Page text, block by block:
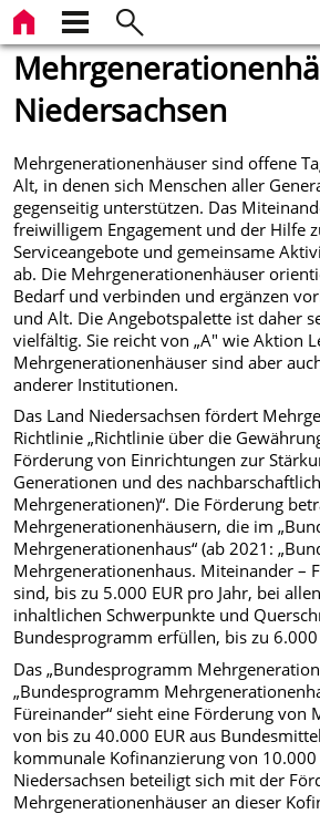
Niedersachsen
Mehrgenerationenhäuser sind offene
Alt, in denen sich Menschen aller
gegenseitig unterstützen. Das
freiwilligem Engagement und der Hilfe
Serviceangebote und gemeinsame
ab. Die Mehrgenerationenhäuser
Bedarf und verbinden und ergänzen
und Alt. Die Angebotspalette ist daher
vielfältig. Sie reicht von „A" wie Aktion
Mehrgenerationenhäuser sind aber
anderer Institutionen.
Das Land Niedersachsen fördert
Richtlinie „Richtlinie über die
Förderung von Einrichtungen zur
Generationen und des
Mehrgenerationen)“. Die Förderung
Mehrgenerationenhäusern, die im
Mehrgenerationenhaus“ (ab 2021:
Mehrgenerationenhaus. Miteinander –
sind, bis zu 5.000 EUR pro Jahr, bei
inhaltlichen Schwerpunkte und
Bundesprogramm erfüllen, bis zu 6.000
Das „Bundesprogramm
„Bundesprogramm
Füreinander“ sieht eine Förderung von
von bis zu 40.000 EUR aus
kommunale Kofinanzierung von 10.000
Niedersachsen beteiligt sich mit der
Mehrgenerationenhäuser an dieser